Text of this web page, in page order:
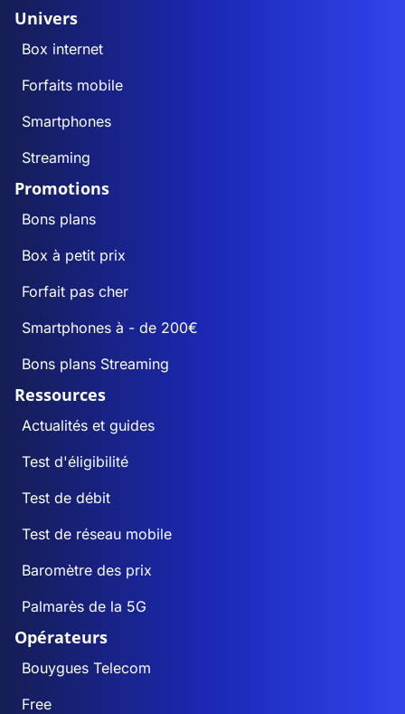
Univers
Box internet
Forfaits mobile
Smartphones
Streaming
Promotions
Bons plans
Box à petit prix
Forfait pas cher
Smartphones à - de 200€
Bons plans Streaming
Ressources
Actualités et guides
Test d'éligibilité
Test de débit
Test de réseau mobile
Baromètre des prix
Palmarès de la 5G
Opérateurs
Bouygues Telecom
Free